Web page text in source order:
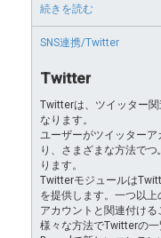
続きを読む
SNS連携/Twitter
Twitter
Twitterは、ツイッター
なります。
ユーザーがツイッター
り、さまざまな方法で
ります。
Twitterモジュールは
を提供します。一つ以
アカウントと関連付け
様々な方法でTwitterの一